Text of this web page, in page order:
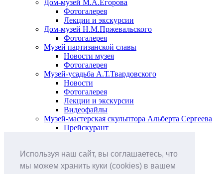
Используя наш сайт, вы соглашаетесь, что
мы можем хранить куки (cookies) в вашем
Дом-музей М.А.Егорова
Фотогалерея
Лекции и экскурсии
Дом-музей Н.М.Пржевальского
Фотогалерея
Музей партизанской славы
Новости музея
Фотогалерея
Музей-усадьба А.Т.Твардовского
Новости
Фотогалерея
Лекции и экскурсии
Видеофайлы
Музей-мастерская скульптора Альберта Сергеева
Прейскурант
Анонс мероприятий
Виртуальные выставки